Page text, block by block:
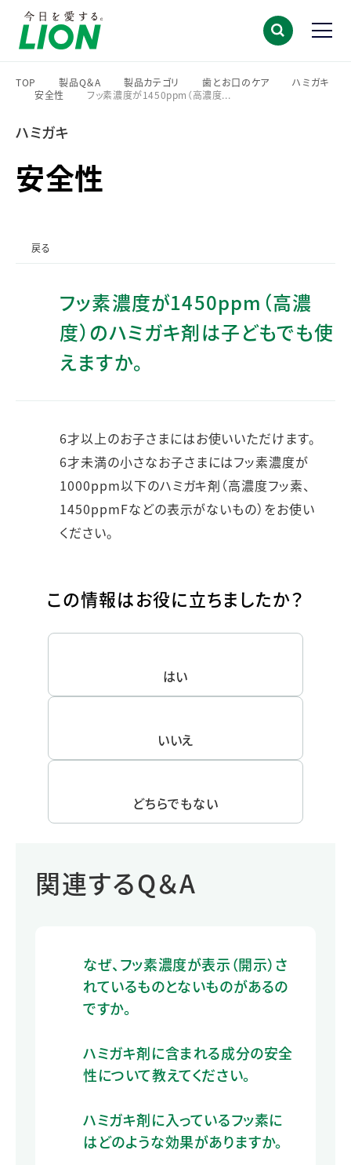
TOP
>
製品Q＆A
>
製品カテゴリ
>
歯とお口のケア
ハミガキ
安全性
フッ素濃度が1450ppm（高濃度...
ハミガキ
安全性
戻る
フッ素濃度が1450ppm（高濃
度）のハミガキ剤は子どもでも使
えますか。
6才以上のお子さまにはお使いいただけます。
6才未満の小さなお子さまにはフッ素濃度が
1000ppm以下のハミガキ剤（高濃度フッ素、
1450ppmFなどの表示がないもの）をお使い
ください。
この情報はお役に立ちましたか？
はい
いいえ
どちらでもない
関連するQ＆A
なぜ、フッ素濃度が表示（開示）さ
れているものとないものがあるの
ですか。
ハミガキ剤に含まれる成分の安全
性について教えてください。
ハミガキ剤に入っているフッ素に
はどのような効果がありますか。